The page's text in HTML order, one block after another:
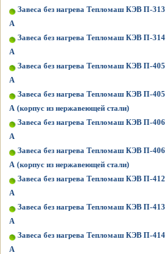
Завеса без нагрева Тепломаш КЭВ П-313
А
Завеса без нагрева Тепломаш КЭВ П-314
А
Завеса без нагрева Тепломаш КЭВ П-405
А
Завеса без нагрева Тепломаш КЭВ П-405
А (корпус из нержавеющей стали)
Завеса без нагрева Тепломаш КЭВ П-406
А
Завеса без нагрева Тепломаш КЭВ П-406
А (корпус из нержавеющей стали)
Завеса без нагрева Тепломаш КЭВ П-412
А
Завеса без нагрева Тепломаш КЭВ П-413
А
Завеса без нагрева Тепломаш КЭВ П-414
А